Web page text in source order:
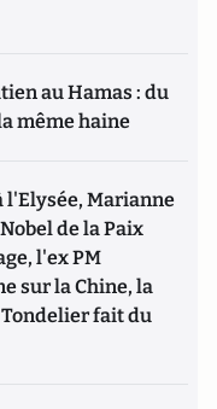
au Hamas : du
même haine
l'Elysée, Marianne
de la Paix
l'ex PM
sur la Chine, la
fait du